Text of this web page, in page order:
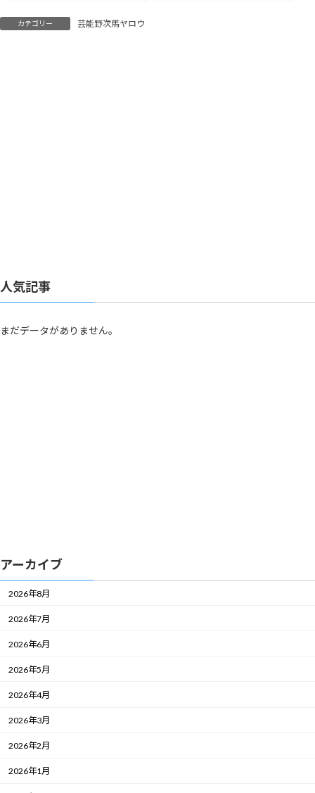
カテゴリー 芸能野次馬ヤロウ
人気記事
まだデータがありません。
アーカイブ
2026年8月
2026年7月
2026年6月
2026年5月
2026年4月
2026年3月
2026年2月
2026年1月